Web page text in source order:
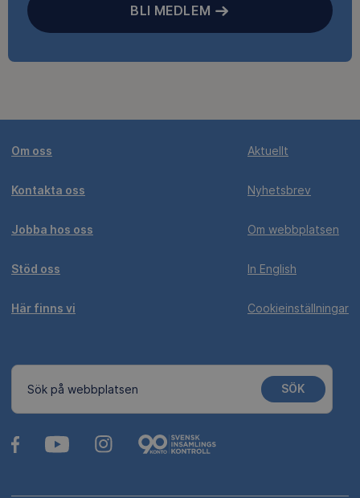
BLI MEDLEM
Om oss
Kontakta oss
Jobba hos oss
Stöd oss
Här finns vi
Aktuellt
Nyhetsbrev
Om webbplatsen
In English
Cookieinställningar
Sök på webbplatsen SÖK